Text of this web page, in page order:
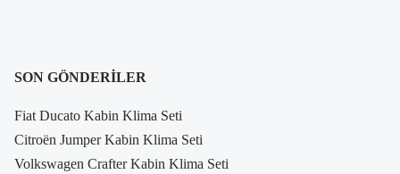
SON GÖNDERILER
Fiat Ducato Kabin Klima Seti
Citroën Jumper Kabin Klima Seti
Volkswagen Crafter Kabin Klima Seti